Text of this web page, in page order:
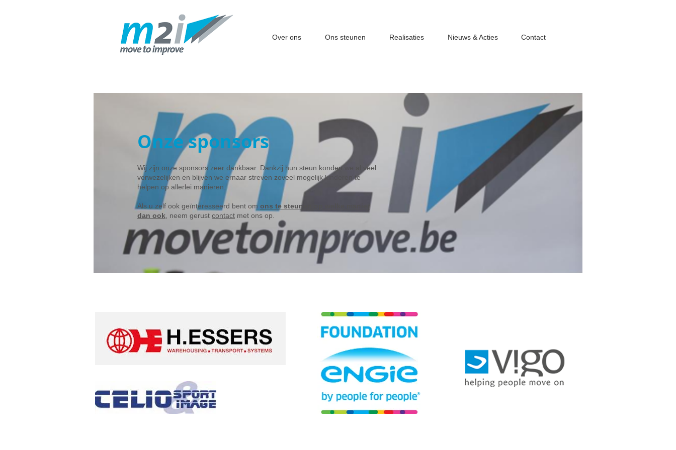
M2I Over ons Ons steunen Realisaties Nieuws & Acties Contact
Onze sponsors
Wij zijn onze sponsors zeer dankbaar. Dankzij hun steun konden we al veel
verwezelijken en blijven we ernaar streven zoveel mogelijk kinderen te
helpen op allerlei manieren.
Als u zelf ook geïnteresseerd bent om ons te steunen op welke manier
dan ook , neem gerust contact met ons op.